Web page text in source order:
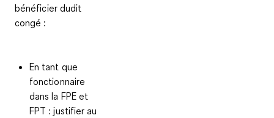
bénéficier dudit
congé :
En tant que
fonctionnaire
dans la FPE et
FPT : justifier au